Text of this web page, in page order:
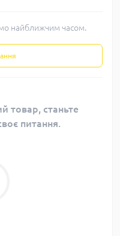
найближчим часом.
товар, станьте
питання.